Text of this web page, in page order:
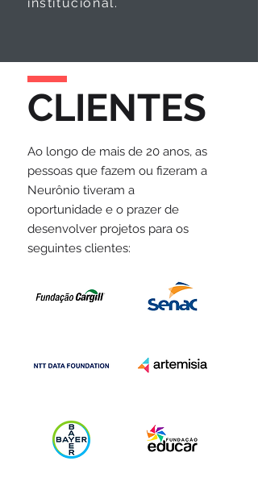
CLIENTES
Ao longo de mais de 20 anos, as
pessoas que fazem ou fizeram a
Neurônio tiveram a
oportunidade e o prazer de
desenvolver projetos para os
seguintes clientes: